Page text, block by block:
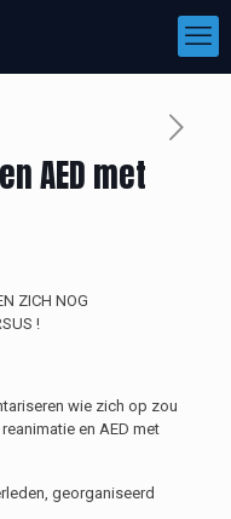
AED met
ZICH NOG
!
wie zich op zou
en AED met
georganiseerd